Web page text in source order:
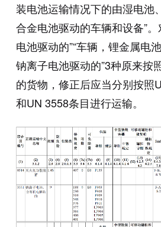
装电池运输情况下的由湿电池
合金电池驱动的车辆和设备”
电池驱动的”“车辆，锂金属电
钠离子电池驱动的”3种原来按
的货物，修正后应当分别按照
和UN 3558条目进行运输。